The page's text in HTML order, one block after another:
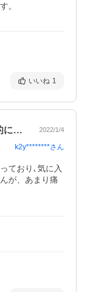
。
いいね 1
娘のケアの為に購入しました。定期的に使… 2022/1/4
k2y********さん
ており､気に入
が、あまり痛